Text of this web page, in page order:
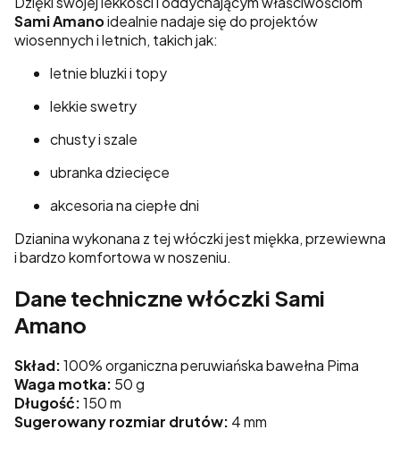
Sami Amanoidealnie nadaje się do projektów
wiosennych i letnich, takich jak:
letnie bluzki i topy
lekkie swetry
chusty i szale
ubranka dziecięce
akcesoria na ciepłe dni
Dzianina wykonana z tej włóczki jest miękka, przewiewna
i bardzo komfortowa w noszeniu.
Dane techniczne włóczki Sami
Amano
Skład:100% organiczna peruwiańska bawełna Pima
Waga motka: 50 g
Długość:150 m
Sugerowany rozmiar drutów: 4 mm